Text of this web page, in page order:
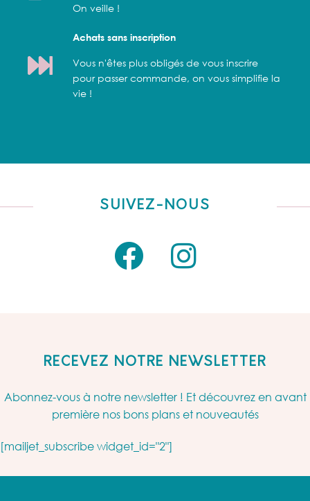
On veille !
Achats sans inscription
Vous n'êtes plus obligés de vous inscrire
pour passer commande, on vous simplifie la
vie !
SUIVEZ-NOUS
RECEVEZ NOTRE NEWSLETTER
Abonnez-vous à notre newsletter ! Et découvrez en avant
première nos bons plans et nouveautés
[mailjet_subscribe widget_id="2"]